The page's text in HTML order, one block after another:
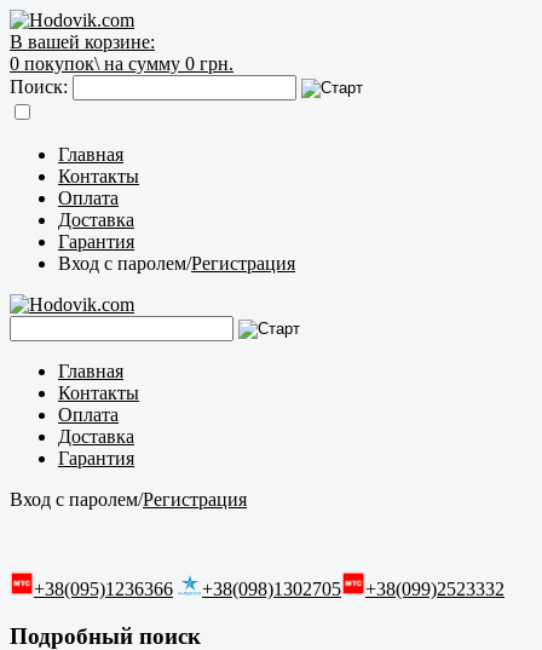
В вашей корзине:
0 покупок\ на сумму 0 грн.
Поиск:
Главная
Контакты
Оплата
Доставка
Гарантия
Вход с паролем/Регистрация
Главная
Контакты
Оплата
Доставка
Гарантия
Вход с паролем/Регистрация
+38(095)1236366 +38(098)1302705 +38(099)2523332
Подробный поиск